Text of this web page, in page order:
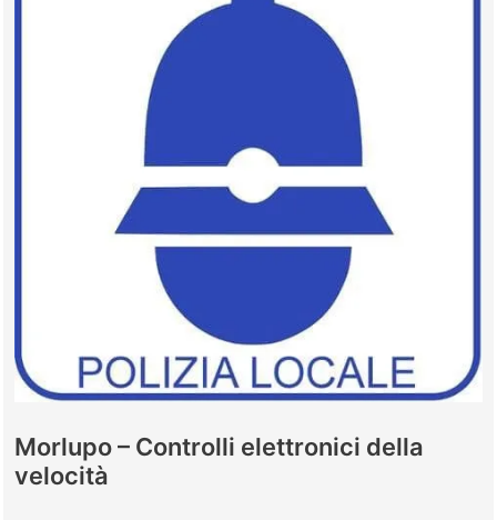
Morlupo – Controlli elettronici della
velocità